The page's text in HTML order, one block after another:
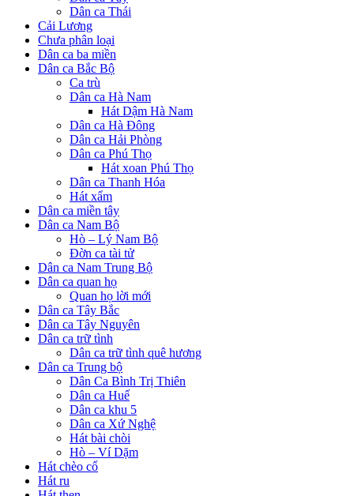
Dân ca Thái
Cải Lương
Chưa phân loại
Dân ca ba miền
Dân ca Bắc Bộ
Ca trù
Dân ca Hà Nam
Hát Dậm Hà Nam
Dân ca Hà Đông
Dân ca Hải Phòng
Dân ca Phú Thọ
Hát xoan Phú Thọ
Dân ca Thanh Hóa
Hát xẩm
Dân ca miền tây
Dân ca Nam Bộ
Hò – Lý Nam Bộ
Đờn ca tài tử
Dân ca Nam Trung Bộ
Dân ca quan họ
Quan họ lời mới
Dân ca Tây Bắc
Dân ca Tây Nguyên
Dân ca trữ tình
Dân ca trữ tình quê hương
Dân ca Trung bộ
Dân Ca Bình Trị Thiên
Dân ca Huế
Dân ca khu 5
Dân ca Xứ Nghệ
Hát bài chòi
Hò – Ví Dặm
Hát chèo cổ
Hát ru